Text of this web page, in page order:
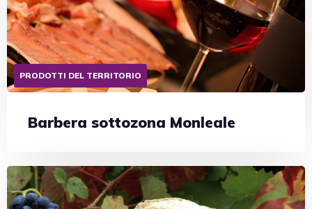
PRODOTTI DEL TERRITORIO
Barbera sottozona Monleale